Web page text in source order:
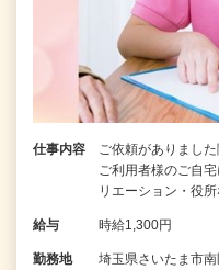
仕事内容
ご依頼がありまし
ご利用者様のご自
リエーション・役
給与 時給1,300円
勤務地
埼玉県さいたま市